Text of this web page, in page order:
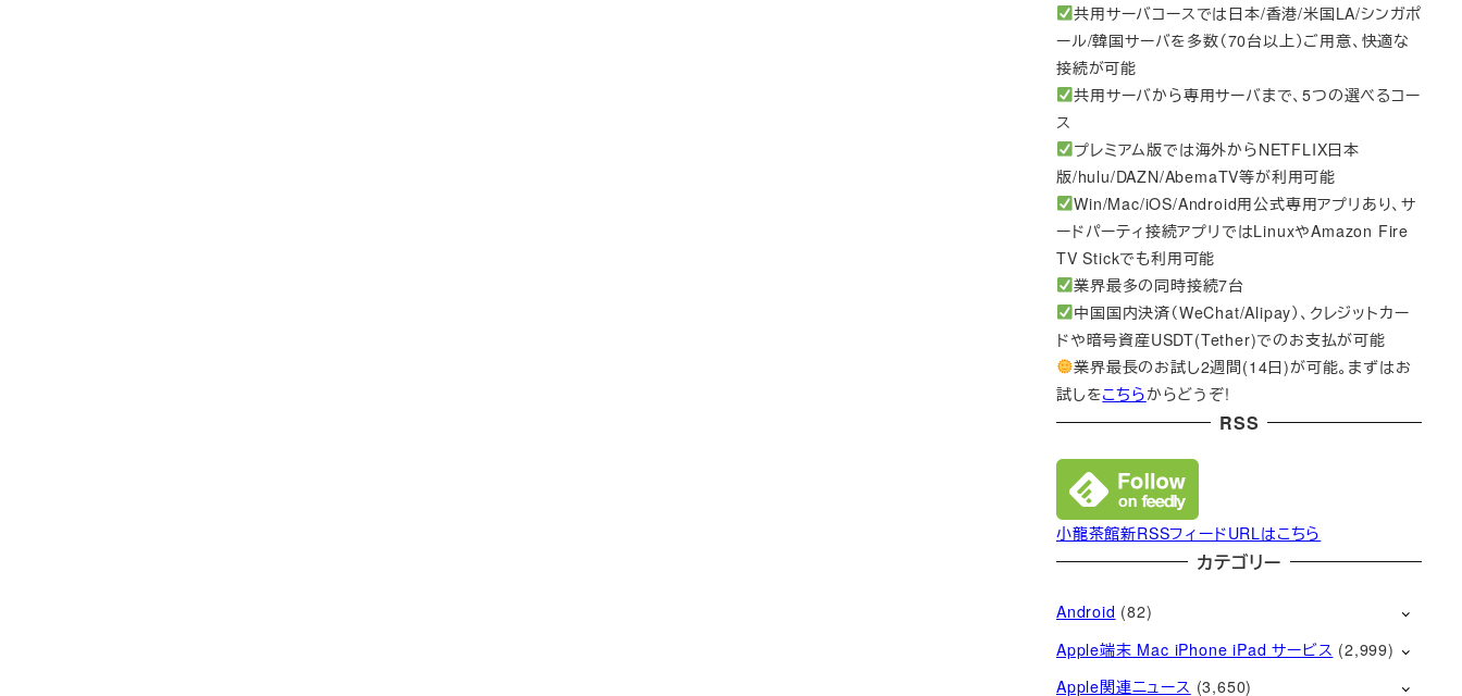
共用サーバコースでは日本/香港/米国LA/シンガポ
ール/韓国サーバを多数（70台以上）ご用意、快適な
接続が可能
共用サーバから専用サーバまで、5つの選べるコー
ス
プレミアム版では海外からNETFLIX日本
版/hulu/DAZN/AbemaTV等が利用可能
Win/Mac/iOS/Android用公式専用アプリあり、サ
ードパーティ接続アプリではLinuxやAmazon Fire
TV Stickでも利用可能
業界最多の同時接続7台
中国国内決済（WeChat/Alipay）、クレジットカー
ドや暗号資産USDT(Tether)でのお支払が可能
業界最長のお試し2週間(14日)が可能。まずはお
試しをこちらからどうぞ!
RSS
小龍茶館新RSSフィードURLはこちら
カテゴリー
Android (82)
Apple端末 Mac iPhone iPad サービス (2,999)
Apple関連ニュース (3,650)